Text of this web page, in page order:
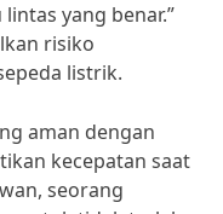
yang benar.”
risiko
listrik.
aman dengan
kecepatan saat
seorang